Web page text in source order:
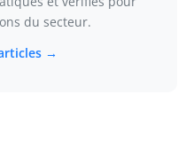
du secteur.
→